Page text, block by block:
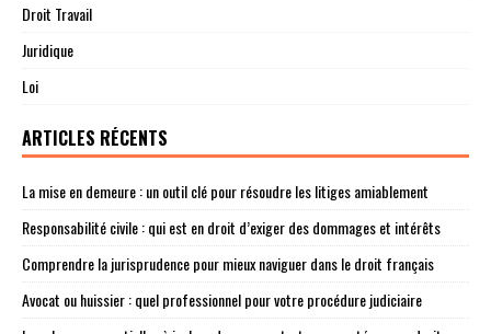
Droit Travail
Juridique
Loi
ARTICLES RÉCENTS
La mise en demeure : un outil clé pour résoudre les litiges amiablement
Responsabilité civile : qui est en droit d’exiger des dommages et intérêts
Comprendre la jurisprudence pour mieux naviguer dans le droit français
Avocat ou huissier : quel professionnel pour votre procédure judiciaire